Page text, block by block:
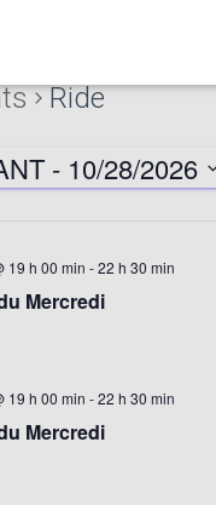
Ride
- 10/28/2026
19 h 00 min -22 h 30 min
Mercredi
19 h 00 min -22 h 30 min
Mercredi